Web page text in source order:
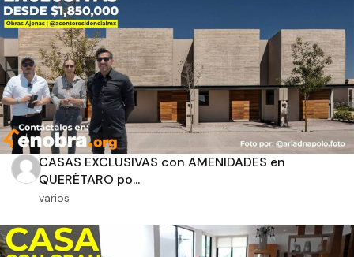
este recorrido y descubre el equilibrio perfecto entre lo clásico
y lo contemporáneo en cada rincón de esta casa única!»
CASAS EXCLUSIVAS con AMENIDADES en
QUERÉTARO po...
varios
Tipo de obra Estado
Recamaras